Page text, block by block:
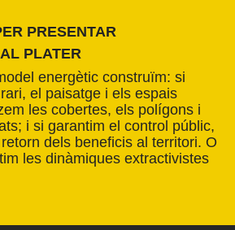
PRESENTAR
PLATER
energètic construïm: si
el paisatge i els espais
les cobertes, els polígons i
i si garantim el control públic,
dels beneficis al territori. O
les dinàmiques extractivistes